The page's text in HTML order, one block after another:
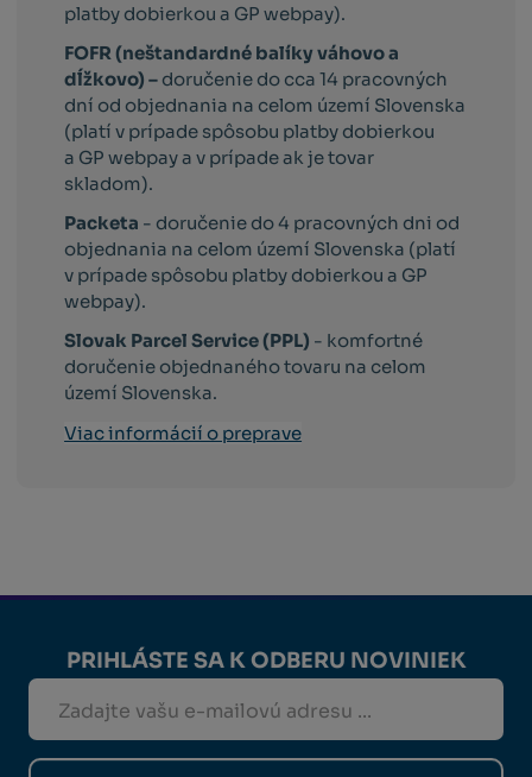
platby dobierkou a GP webpay).
FOFR (neštandardné balíky váhovo a
dĺžkovo) – doručenie do cca 14 pracovných
dní od objednania na celom území Slovenska
(platí v prípade spôsobu platby dobierkou
a GP webpay a v prípade ak je tovar
skladom).
Packeta - doručenie do 4 pracovných dni od
objednania na celom území Slovenska (platí
v prípade spôsobu platby dobierkou a GP
webpay).
Slovak Parcel Service (PPL) - komfortné
doručenie objednaného tovaru na celom
území Slovenska.
Viac informácií o preprave
PRIHLÁSTE SA K ODBERU NOVINIEK